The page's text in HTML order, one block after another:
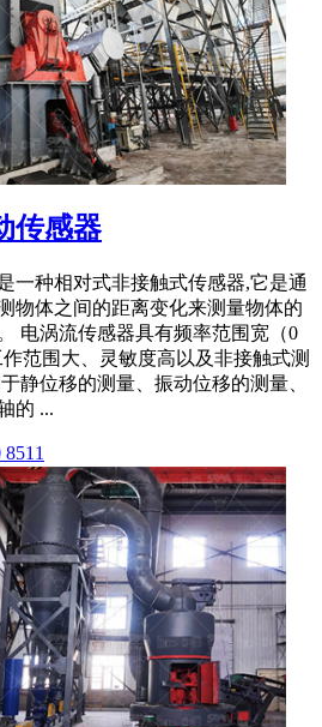
传感器
一种相对式非接触式传感器,它是通
物体之间的距离变化来测量物体的
电涡流传感器具有频率范围宽（0
范围大、灵敏度高以及非接触式测
静位移的测量、振动位移的测量、
的 ...